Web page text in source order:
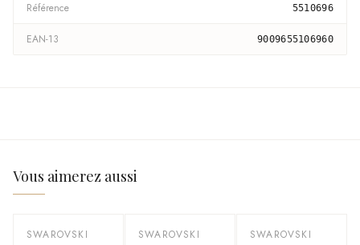
Référence 5510696
EAN-13 9009655106960
Vous aimerez aussi
-40%
SWAROVSKI -40%
SWAROVSKI -40%
SWAROVSKI